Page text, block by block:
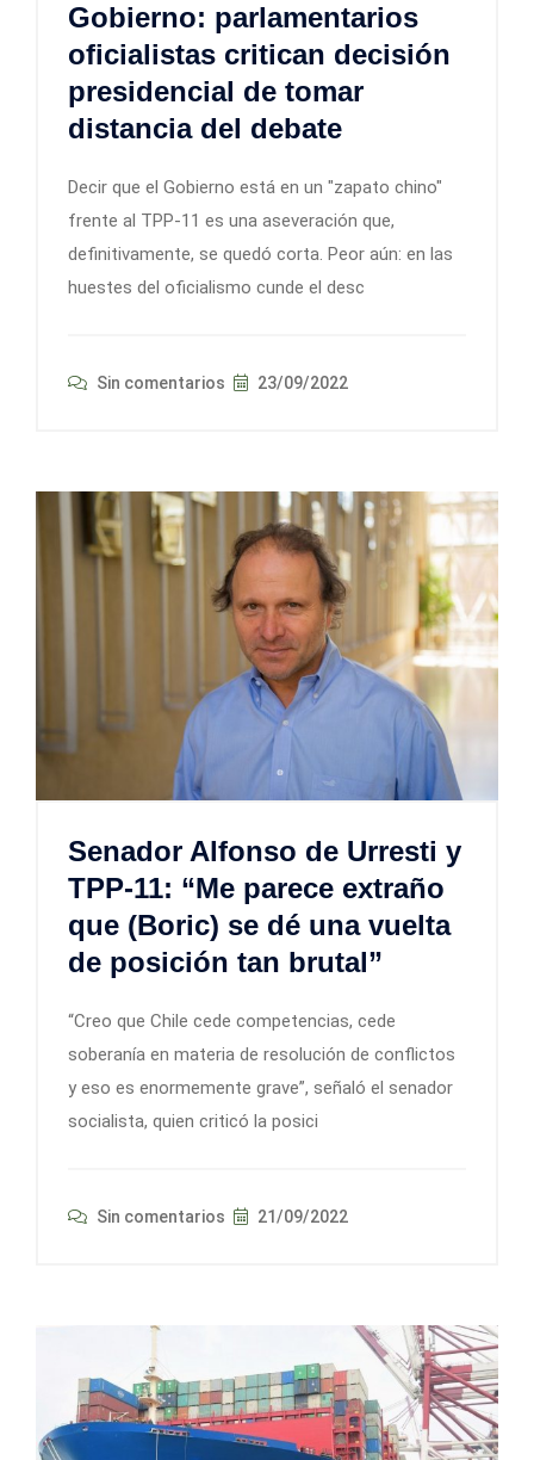
Gobierno: parlamentarios
oficialistas critican decisión
presidencial de tomar
distancia del debate
Decir que el Gobierno está en un "zapato chino"
frente al TPP-11 es una aseveración que,
definitivamente, se quedó corta. Peor aún: en las
huestes del oficialismo cunde el desc
Sin comentarios 23/09/2022
Senador Alfonso de Urresti y
TPP-11: “Me parece extraño
que (Boric) se dé una vuelta
de posición tan brutal”
“Creo que Chile cede competencias, cede
soberanía en materia de resolución de conflictos
y eso es enormemente grave”, señaló el senador
socialista, quien criticó la posici
Sin comentarios 21/09/2022